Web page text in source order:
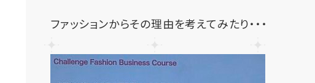
ファッションからその理由を考えてみたり・・・